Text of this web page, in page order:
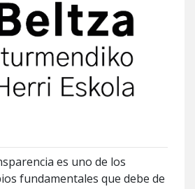
es uno de los
fundamentales que debe de